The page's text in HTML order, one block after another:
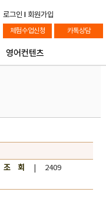
로그인 l 회원가입
체험수업신청 카톡상담
영어컨텐츠
조 회
| 2409